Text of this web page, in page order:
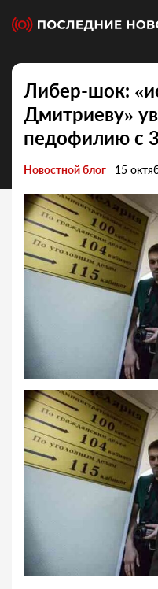
Либер-шок:
Дмитриеву»
педофилию с
Новостной блог 15